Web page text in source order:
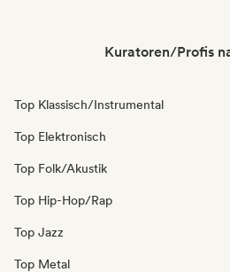
Kuratoren/Profis
Top Klassisch/Instrumental
Top Elektronisch
Top Folk/Akustik
Top Hip-Hop/Rap
Top Jazz
Top Metal